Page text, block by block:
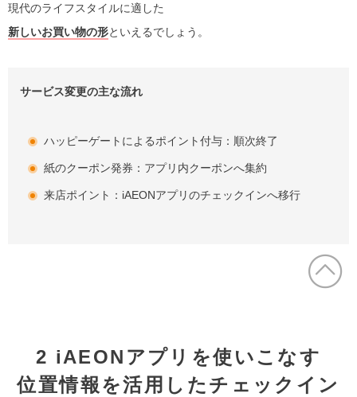
現代のライフスタイルに適した
新しいお買い物の形といえるでしょう。
サービス変更の主な流れ
ハッピーゲートによるポイント付与：順次終了
紙のクーポン発券：アプリ内クーポンへ集約
来店ポイント：iAEONアプリのチェックインへ移行
2 iAEONアプリを使いこなす
位置情報を活用したチェックイン